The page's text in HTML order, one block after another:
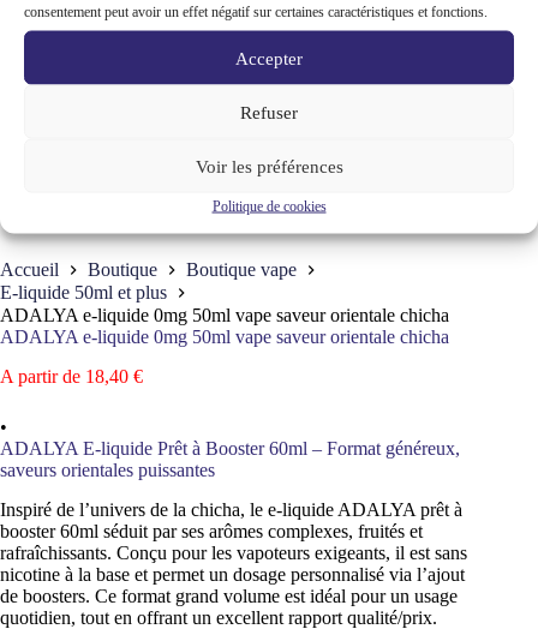
consentement peut avoir un effet négatif sur certaines caractéristiques et fonctions.
Accepter
Refuser
Voir les préférences
Politique de cookies
Accueil Boutique
Boutique vape
E-liquide 50ml et plus
ADALYA e-liquide 0mg 50ml vape saveur orientale chicha
ADALYA e-liquide 0mg 50ml vape saveur orientale chicha
A partir de 18,40 €
•
ADALYA E-liquide Prêt à Booster 60ml – Format généreux,
saveurs orientales puissantes
Inspiré de l’univers de la chicha, le e-liquide ADALYA prêt à
booster 60ml séduit par ses arômes complexes, fruités et
rafraîchissants. Conçu pour les vapoteurs exigeants, il est sans
nicotine à la base et permet un dosage personnalisé via l’ajout
de boosters. Ce format grand volume est idéal pour un usage
quotidien, tout en offrant un excellent rapport qualité/prix.